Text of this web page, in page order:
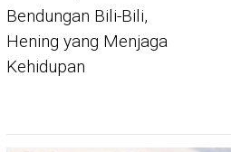
navigation
Bendungan Bili-Bili,
Hening yang Menjaga
Kehidupan